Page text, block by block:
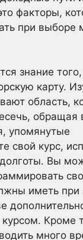
факторы,
при выборе
знание
карту.
область,
обращая
упомянутые
свой курс,
Вы
иметь при
Кроме
много